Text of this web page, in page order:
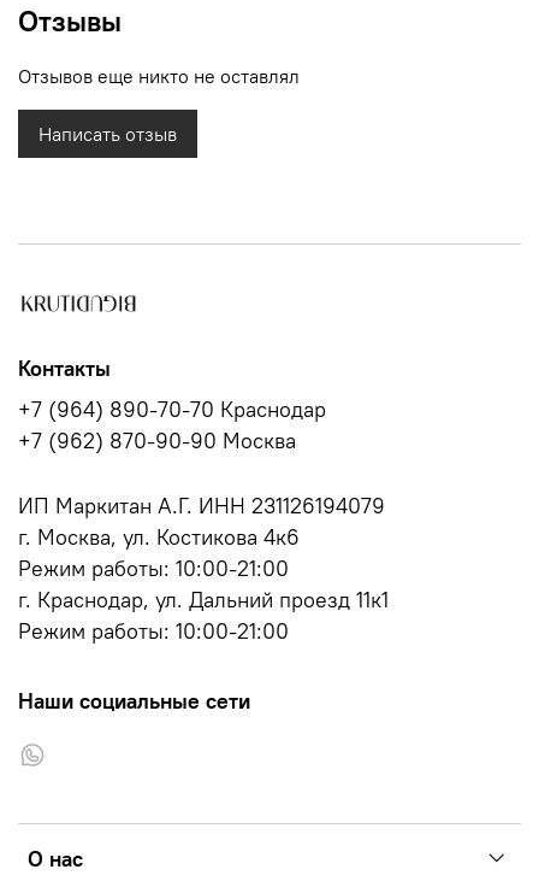
Отзывы
Отзывов еще никто не оставлял
Написать отзыв
О нас
Контакты
+7 (964) 890-70-70 Краснодар
+7 (962) 870-90-90 Москва
ИП Маркитан А.Г. ИНН 231126194079
г. Москва, ул. Костикова 4к6
Режим работы: 10:00-21:00
г. Краснодар, ул. Дальний проезд 11к1
Режим работы: 10:00-21:00
Наши социальные сети